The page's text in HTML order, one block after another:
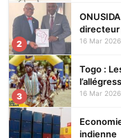
2
directeur
16 Mar 2026
3
Togo :
16 Mar 2026
indienne